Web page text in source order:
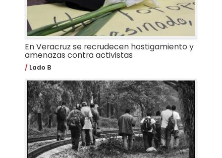
En Veracruz se recrudecen hostigamiento y
amenazas contra activistas
Lado B